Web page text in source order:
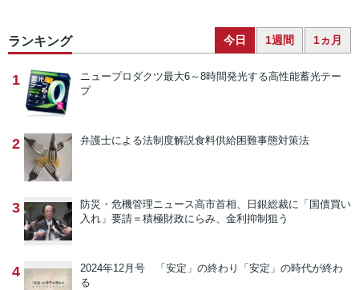
ランキング 今日 1週間 1ヵ月
1 ニュープロダクツ最大6～8時間発光する高性能蓄光テー
プ
2 弁護士による法制度解説食料供給困難事態対策法
3 防災・危機管理ニュース高市首相、日銀総裁に「国債買い
入れ」要請＝積極財政にらみ、金利抑制狙う
4 2024年12月号 「安定」の終わり
「安定」の時代が終わ
る